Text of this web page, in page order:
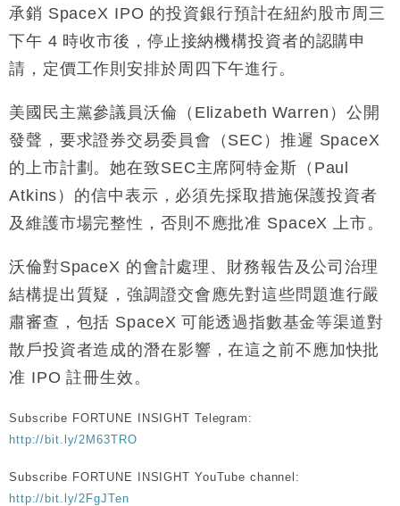
承銷 SpaceX IPO 的投資銀行預計在紐約股市周三
下午 4 時收市後，停止接納機構投資者的認購申
請，定價工作則安排於周四下午進行。
美國民主黨參議員沃倫（Elizabeth Warren）公開
發聲，要求證券交易委員會（SEC）推遲 SpaceX
的上市計劃。她在致SEC主席阿特金斯（Paul
Atkins）的信中表示，必須先採取措施保護投資者
及維護市場完整性，否則不應批准 SpaceX 上市。
沃倫對SpaceX 的會計處理、財務報告及公司治理
結構提出質疑，強調證交會應先對這些問題進行嚴
肅審查，包括 SpaceX 可能透過指數基金等渠道對
散戶投資者造成的潛在影響，在這之前不應加快批
准 IPO 註冊生效。
Subscribe FORTUNE INSIGHT Telegram:
http://bit.ly/2M63TRO
Subscribe FORTUNE INSIGHT YouTube channel:
http://bit.ly/2FgJTen